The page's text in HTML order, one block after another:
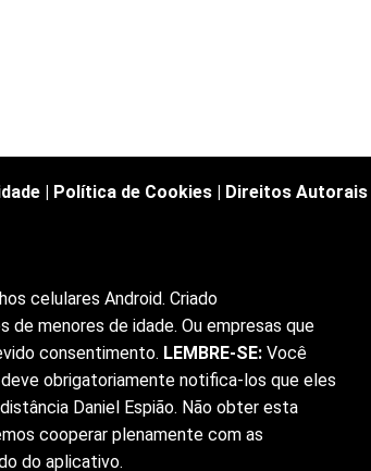
| Política de Cookies| Direitos Autorais|
celulares Android. Criado
de menores de idade. Ou empresas que
consentimento. LEMBRE-SE: Você
obrigatoriamente notifica-los que eles
Daniel Espião. Não obter esta
cooperar plenamente com as
do aplicativo.